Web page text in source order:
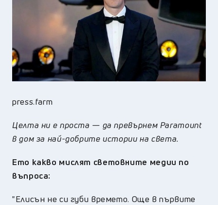
press.farm
Целта ни е проста — да превърнем Paramount
в дом за най-добрите историинасвета.
Ето какво мислят световните медии по
въпроса:
"Елисън не си губи времето. Още в първите